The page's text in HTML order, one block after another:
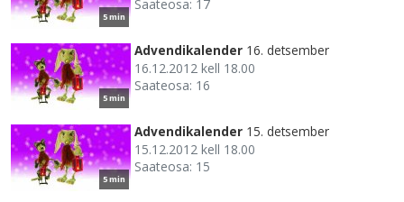
5 min
Saateosa: 17
5 min
Advendikalender 16. detsember
16.12.2012 kell 18.00
Saateosa: 16
5 min
Advendikalender 15. detsember
15.12.2012 kell 18.00
Saateosa: 15